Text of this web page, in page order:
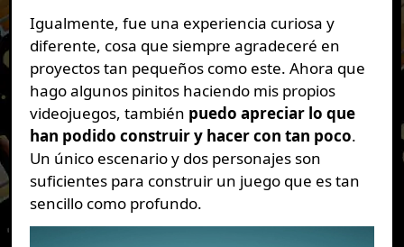
Igualmente, fue una experiencia curiosa y
diferente, cosa que siempre agradeceré en
proyectos tan pequeños como este. Ahora que
hago algunos pinitos haciendo mis propios
videojuegos, también puedo apreciar lo que
han podido construir y hacer con tan poco.
Un único escenario y dos personajes son
suficientes para construir un juego que es tan
sencillo como profundo.